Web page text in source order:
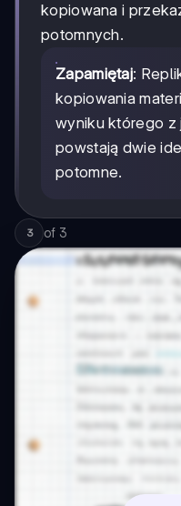
kopiowana i
potomnych.
Zapamiętaj:
kopiowania
wyniku którego z
powstają dwie
potomne.
3 of 3